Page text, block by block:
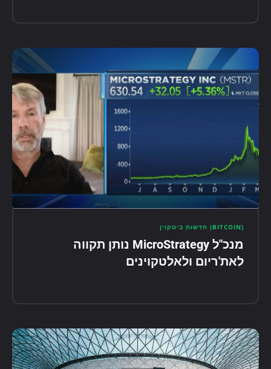
(BITCOIN) חדשות ביטקוין
מנכ"ל MicroStrategy נותן תקווה
לאת'ריום ולאלטקוינים